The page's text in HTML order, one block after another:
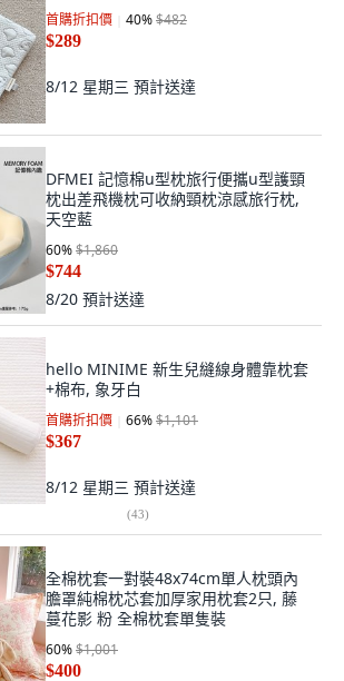
首購折扣價 40%$482
$289
8/12 星期三 預計送達
DFMEI 記憶棉u型枕旅行便攜u型護頸
枕出差飛機枕可收納頸枕涼感旅行枕,
天空藍
60%$1,860
$744
8/20 預計送達
hello MINIME 新生兒縫線身體靠枕套
+棉布, 象牙白
首購折扣價 66%$1,101
$367
8/12 星期三 預計送達
(43)
全棉枕套一對裝48x74cm單人枕頭內
膽罩純棉枕芯套加厚家用枕套2只, 藤
蔓花影 粉 全棉枕套單隻裝
60%$1,001
$400